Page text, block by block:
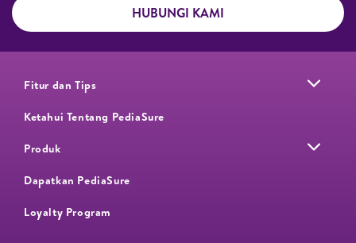
HUBUNGI KAMI
Fitur dan Tips
Ketahui Tentang PediaSure
Produk
Dapatkan PediaSure
Loyalty Program​